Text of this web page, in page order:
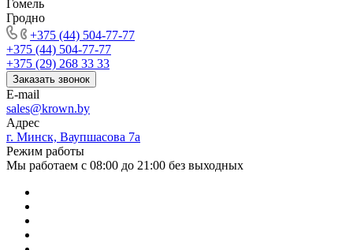
Гомель
Гродно
+375 (44) 504-77-77
+375 (44) 504-77-77
+375 (29) 268 33 33
Заказать звонок
E-mail
sales@krown.by
Адрес
г. Минск, Ваупшасова 7а
Режим работы
Мы работаем с 08:00 до 21:00 без выходных